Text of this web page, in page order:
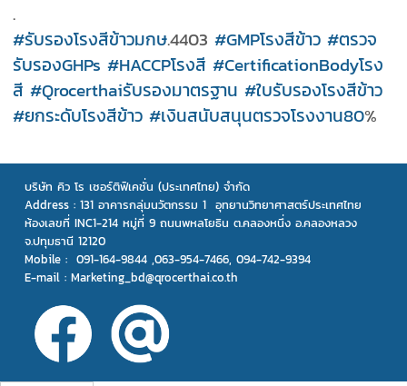
.
#รับรองโรงสีข้าวมกษ.4403#GMPโรงสีข้าว #ตรวจ
รับรองGHPs #HACCPโรงสี #CertificationBodyโรง
สี #Qrocerthaiรับรองมาตรฐาน #ใบรับรองโรงสีข้าว
#ยกระดับโรงสีข้าว #เงินสนับสนุนตรวจโรงงาน80%
บริษัท คิว โร เซอร์ติฟิเคชั่น (ประเทศไทย) จำกัด
Address : 131 อาคารกลุ่มนวัตกรรม 1 อุทยานวิทยาศาสตร์ประเทศไทย
ห้องเลขที่ INC1-214 หมู่ที่ 9 ถนนพหลโยธิน ต.คลองหนึ่ง อ.คลองหลวง
จ.ปทุมธานี 12120
Mobile : 091-164-9844 ,063-954-7466, 094-742-9394
E-mail : Marketing_bd@qrocerthai.co.th